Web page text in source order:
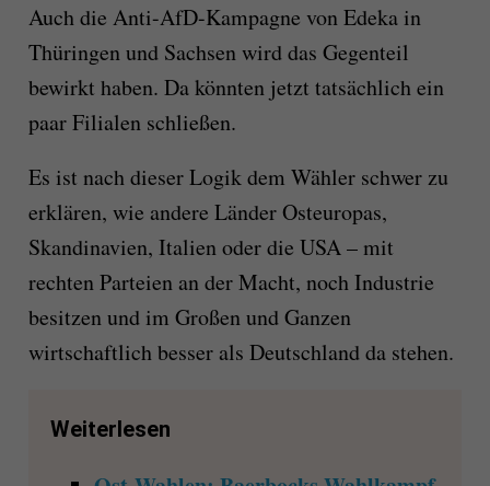
Auch die Anti-AfD-Kampagne von Edeka in
Thüringen und Sachsen wird das Gegenteil
bewirkt haben. Da könnten jetzt tatsächlich ein
paar Filialen schließen.
Es ist nach dieser Logik dem Wähler schwer zu
erklären, wie andere Länder Osteuropas,
Skandinavien, Italien oder die USA – mit
rechten Parteien an der Macht, noch Industrie
besitzen und im Großen und Ganzen
wirtschaftlich besser als Deutschland da stehen.
Weiterlesen